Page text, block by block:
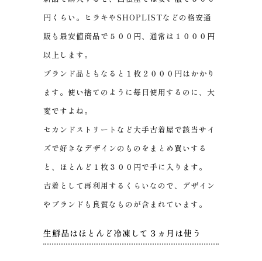
円くらい。ヒラキやSHOPLISTなどの格安通
販も最安値商品で５００円、通常は１０００円
以上します。
ブランド品ともなると１枚２０００円はかかり
ます。使い捨てのように毎日使用するのに、大
変ですよね。
セカンドストリートなど大手古着屋で該当サイ
ズで好きなデザインのものをまとめ買いする
と、ほとんど１枚３００円で手に入ります。
古着として再利用するくらいなので、デザイン
やブランドも良質なものが含まれています。
生鮮品はほとんど冷凍して３ヵ月は使う